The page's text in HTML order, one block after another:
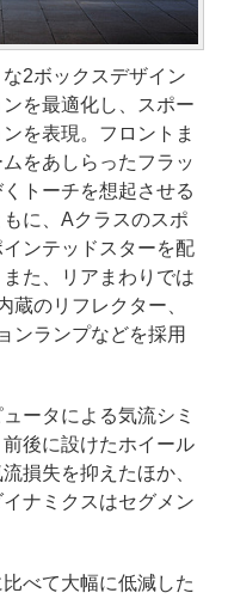
2ボックスデザイン
を最適化し、スポー
を表現。フロントま
をあしらったフラッ
トーチを想起させる
に、Aクラスのスポ
ンテッドスターを配
た、リアまわりでは
蔵のリフレクター、
ンランプなどを採用
ータによる気流シミ
後に設けたホイール
損失を抑えたほか、
ナミクスはセグメン
べて大幅に低減した